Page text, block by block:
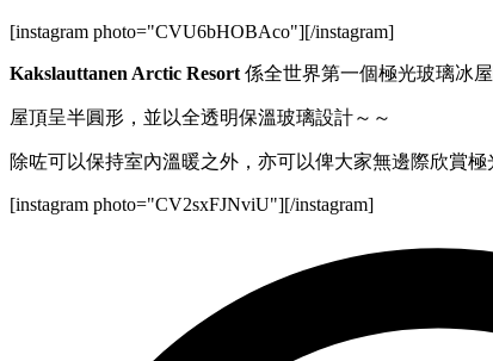
[instagram photo="CVU6bHOBAco"][/instagram]
Kakslauttanen Arctic Resort 係全世界第一個極光玻璃冰
屋頂呈半圓形，並以全透明保溫玻璃設計～～
除咗可以保持室內溫暖之外，亦可以俾大家無邊際欣賞極
[instagram photo="CV2sxFJNviU"][/instagram]